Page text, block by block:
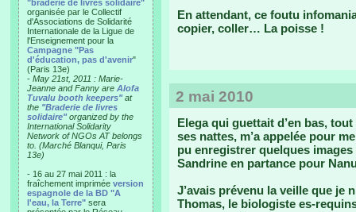
"braderie de livres solidaire"
organisée par le Collectif
d'Associations de Solidarité
Internationale de la Ligue de
l'Enseignement pour la
Campagne "Pas
d'éducation, pas d'avenir"
(Paris 13e)
- May 21st, 2011 : Marie-
Jeanne and Fanny are Alofa
Tuvalu booth keepers"at
the "Braderie de livres
solidaire"organized by the
International Solidarity
Network of NGOs AT belongs
to. (Marché Blanqui, Paris
13e)
- 16 au 27 mai 2011 : la
fraîchement imprimée version
espagnole de la BD "A
l'eau, la Terre" sera
En attendant, ce foutu
copier, coller… La poisse !
2 mai 2010
Elega qui guettait d’en bas,
ses nattes, m’a appelée pour
pu enregistrer quelques
Sandrine en partance pour
J’avais prévenu la veille que je
Thomas, le biologiste es-